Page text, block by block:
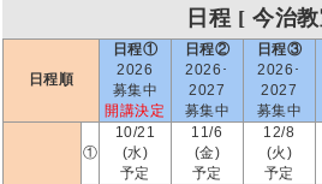
日程 [ 今治
日程順
日程①
2026
募集中
開講決定
日程②
2026･
2027
募集中
日程③
2026･
2027
募集中
①
10/21
(水)
予定
11/6
(金)
予定
12/8
(火)
予定